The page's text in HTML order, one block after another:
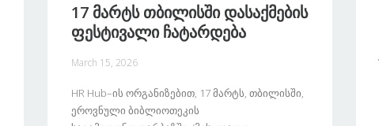
17 Მარტს Თბილისში Დასაქმების
Ფესტივალი Ჩატარდება
March 15, 2026
HR Hub–Ის Ორგანიზებით, 17 Მარტს, Თბილისში,
Ეროვნული Ბიბლიოთეკის